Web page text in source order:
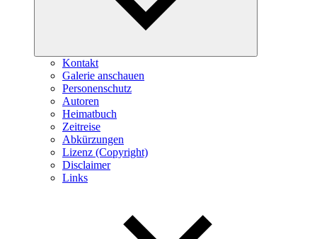
Kontakt
Galerie anschauen
Personenschutz
Autoren
Heimatbuch
Zeitreise
Abkürzungen
Lizenz (Copyright)
Disclaimer
Links